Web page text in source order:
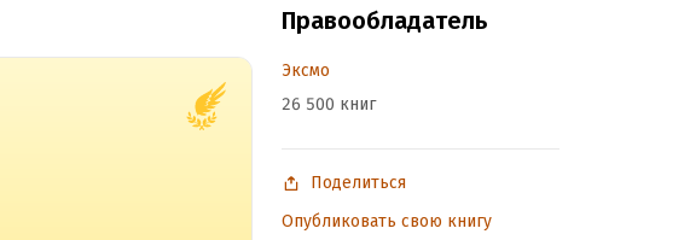
Правообладатель
Эксмо
26 500 книг
Поделиться
Опубликовать свою книгу